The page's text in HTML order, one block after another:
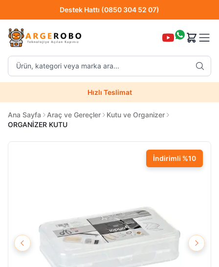
Destek Hattı (0850 304 52 07)
Ürün, kategori veya marka ara...
Destek Hattı (0850 304 52 07)
Hızlı Teslimat
Uzman Teknik Servis
Ana Sayfa Araç ve Gereçler
Kutu ve Organizer
ORGANİZER KUTU
İndirimli %10